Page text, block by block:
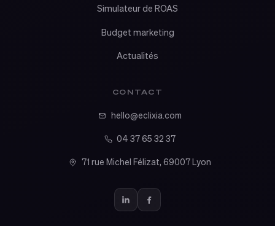
Simulateur de ROAS
Budget marketing
Actualités
CONTACT
hello@eclixia.com
04 37 65 32 37
71 rue Michel Félizat, 69007 Lyon